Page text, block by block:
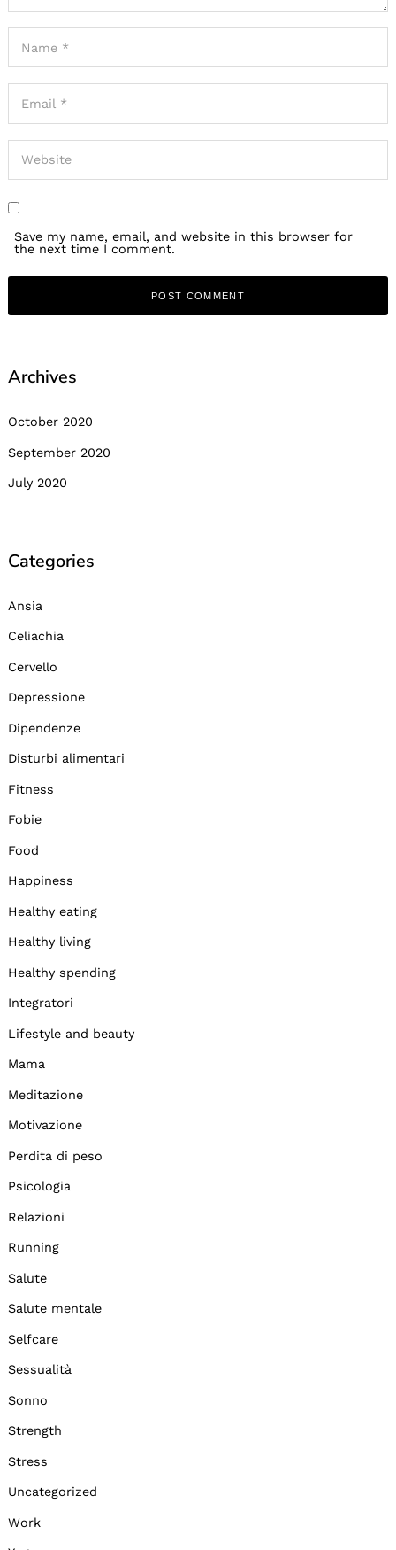
Save my name, email, and website in this browser for
the next time I comment.
Archives
October 2020
September 2020
July 2020
Categories
Ansia
Celiachia
Cervello
Depressione
Dipendenze
Disturbi alimentari
Fitness
Fobie
Food
Happiness
Healthy eating
Healthy living
Healthy spending
Integratori
Lifestyle and beauty
Mama
Meditazione
Motivazione
Perdita di peso
Psicologia
Relazioni
Running
Salute
Salute mentale
Selfcare
Sessualità
Sonno
Strength
Stress
Uncategorized
Work